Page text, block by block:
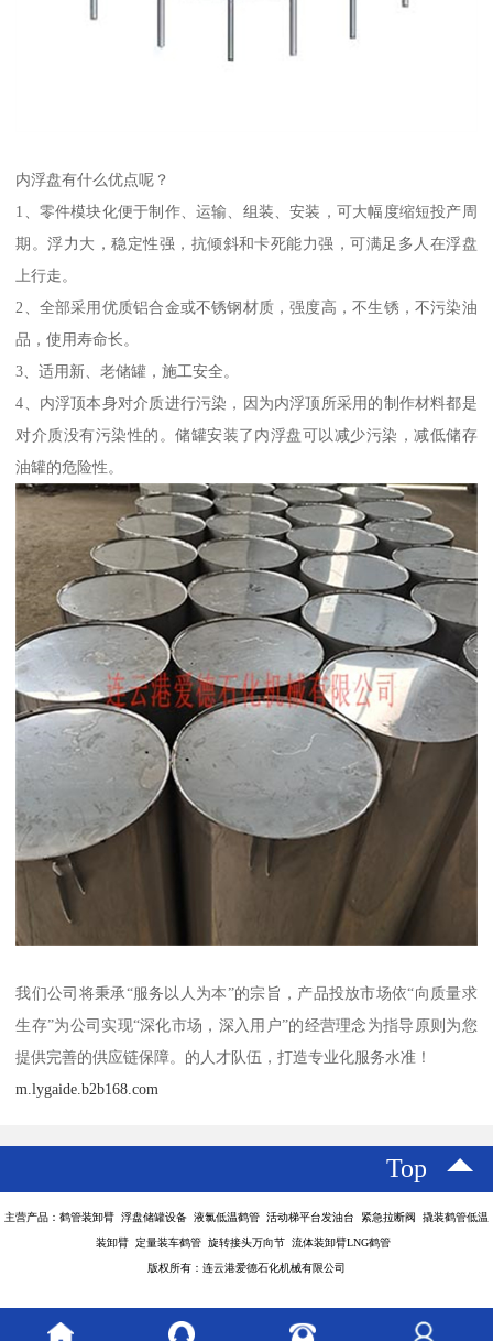
内浮盘有什么优点呢？
1、零件模块化便于制作、运输、组装、安装，可大幅度缩短投产周
期。浮力大，稳定性强，抗倾斜和卡死能力强，可满足多人在浮盘
上行走。
2、全部采用优质铝合金或不锈钢材质，强度高，不生锈，不污染油
品，使用寿命长。
3、适用新、老储罐，施工安全。
4、内浮顶本身对介质进行污染，因为内浮顶所采用的制作材料都是
对介质没有污染性的。储罐安装了内浮盘可以减少污染，减低储存
油罐的危险性。
我们公司将秉承“服务以人为本”的宗旨，产品投放市场依“向质量求
生存”为公司实现“深化市场，深入用户”的经营理念为指导原则为您
提供完善的供应链保障。的人才队伍，打造专业化服务水准！
m.lygaide.b2b168.com
Top
主营产品：鹤管装卸臂 浮盘储罐设备 液氯低温鹤管 活动梯平台发油台 紧急拉断阀 撬装鹤管低温
装卸臂 定量装车鹤管 旋转接头万向节 流体装卸臂LNG鹤管
版权所有：连云港爱德石化机械有限公司